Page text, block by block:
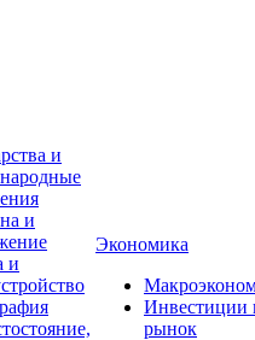
и
и
и
Экономика
Инвестиции
рынок